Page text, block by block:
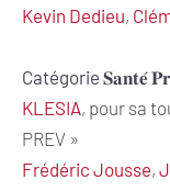
Kevin Dedieu,
Catégorie 𝐒𝐚𝐧𝐭𝐞́
KLESIA, pour sa
PREV »
Frédéric Jousse,